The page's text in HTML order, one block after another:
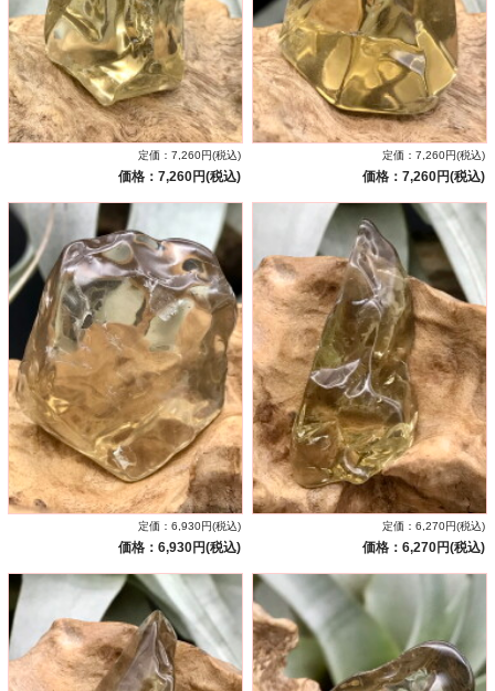
定価：7,260円(税込)
価格：7,260円(税込)
定価：7,260円(税込)
価格：7,260円(税込)
定価：6,930円(税込)
価格：6,930円(税込)
定価：6,270円(税込)
価格：6,270円(税込)